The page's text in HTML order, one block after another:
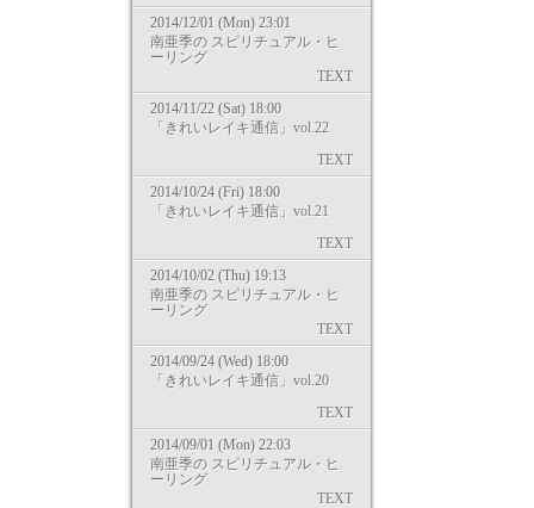
2014/12/01 (Mon) 23:01
南亜季の スピリチュアル・ヒ
ーリング
TEXT
2014/11/22 (Sat) 18:00
「きれいレイキ通信」vol.22
TEXT
2014/10/24 (Fri) 18:00
「きれいレイキ通信」vol.21
TEXT
2014/10/02 (Thu) 19:13
南亜季の スピリチュアル・ヒ
ーリング
TEXT
2014/09/24 (Wed) 18:00
「きれいレイキ通信」vol.20
TEXT
2014/09/01 (Mon) 22:03
南亜季の スピリチュアル・ヒ
ーリング
TEXT